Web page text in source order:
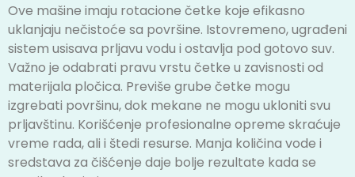
Ove mašine imaju rotacione četke koje efikasno
uklanjaju nečistoće sa površine. Istovremeno, ugrađeni
sistem usisava prljavu vodu i ostavlja pod gotovo suv.
Važno je odabrati pravu vrstu četke u zavisnosti od
materijala pločica. Previše grube četke mogu
izgrebati površinu, dok mekane ne mogu ukloniti svu
prljavštinu. Korišćenje profesionalne opreme skraćuje
vreme rada, ali i štedi resurse. Manja količina vode i
sredstava za čišćenje daje bolje rezultate kada se